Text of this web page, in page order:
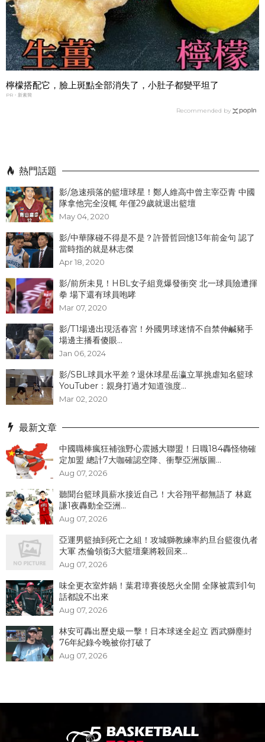
檸檬搭配它，臉上斑點全部消失了，小肚子都變平坦了
PR・新素簡
Recommended by
熱門話題
影/急速殞落的籃壇球星！鄭人維高中曾主宰亞青 中國
隊拿他完全沒輒 年僅29歲就退出籃壇
May 04, 2020
影/中華隊碰不得是不是？許晉哲回憶13年前金句 認了
當時指的就是林志傑
Apr 18, 2020
影/前所未見！HBL女子組竟爆發衝突 北一球員險遭揮
拳 場下還有球員咆哮
Mar 07, 2020
影/T1場邊出現活春宮！外國男球迷情不自禁伸鹹豬手
場邊主播看傻眼...
Jan 06, 2024
影/SBL球員水平差？退休球星岳瀛立單挑虐知名籃球
YouTuber：親身打過才知道強度...
Mar 02, 2020
最新文章
中國職棒瘋狂補強野心震撼大聯盟！日職184轟怪物確
定加盟 總計7大咖確認空降、衝擊亞洲版圖...
Aug 07, 2026
聽聞台籃球員薪水接近自己！大谷翔平都無語了 林庭
謙1夜轟動全亞洲...
Aug 07, 2026
亞運男籃抽到死亡之組！攻城獅教練率約旦台籃復仇者
大軍 杰倫領銜3大籃壇棄將殺回來...
Aug 07, 2026
味全更衣室炸鍋！葉君璋賽後怒火全開 全隊被震到1句
話都說不出來
Aug 07, 2026
林安可轟出歷史級一擊！日本球迷全起立 西武獅塵封
76年紀錄今晚被你打破了
Aug 07, 2026